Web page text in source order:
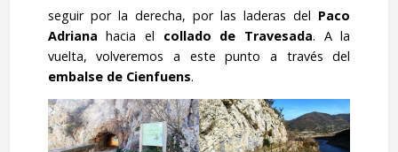
seguir por la derecha, por las laderas del Paco
Adriana hacia el collado de Travesada. A la
vuelta, volveremos a este punto a través del
embalse de Cienfuens.